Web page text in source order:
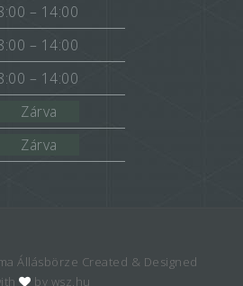
– 14:00
– 14:00
– 14:00
Zárva
Zárva
Állásbörze Created & Designed
by wsz.hu